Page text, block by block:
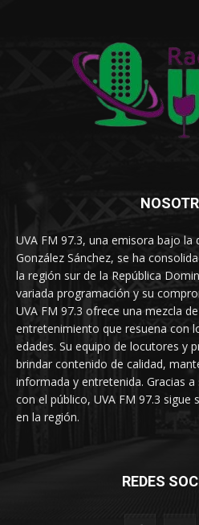
UVA FM 97.3, una emisora bajo la
González Sánchez, se ha
la región sur de la República
variada programación y su
UVA FM 97.3 ofrece una mezcla
entretenimiento que resuena con
edades. Su equipo de locutores y
brindar contenido de calidad,
informada y entretenida. Gracias
con el público, UVA FM 97.3 sigue
en la región.
REDES